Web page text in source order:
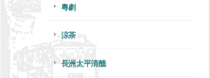
粵劇
涼茶
長洲太平清醮